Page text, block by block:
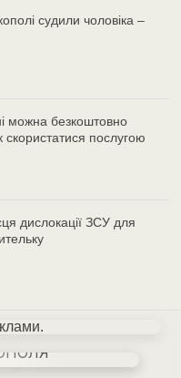
судили чоловіка –
можна безкоштовно
послугою
дислокації ЗСУ для